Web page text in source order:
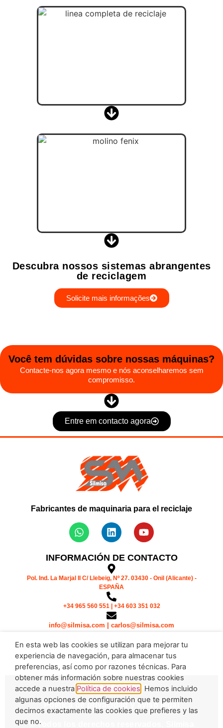
Descubra nossos sistemas abrangentes
de reciclagem
Solicite mais informações
Você tem dúvidas sobre nossas máquinas?
Contacte-nos agora mesmo e nós aconselharemos sem
compromisso.
Entre em contacto agora
Fabricantes de maquinaria para el reciclaje
INFORMACIÓN DE CONTACTO
Pol. Ind. La Marjal II C/ Llebeig, Nº 27. 03430 - Onil (Alicante) -
ESPAÑA
+34 965 560 551 | +34 603 351 032
info@silmisa.com | carlos@silmisa.com
MENÚ
Política de cookies
Política de privacidad y aviso legal
© Todos los derechos reservados. Silmisa
En esta web las cookies se utilizan para mejorar tu
experiencia de navegación, para almacenar tus
preferencias, así como por razones técnicas. Para
obtener más información sobre nuestras cookies
accede a nuestra Política de cookies . Hemos incluido
algunas opciones de configuración que te permiten
decirnos exactamente las cookies que prefieres y las
que no.